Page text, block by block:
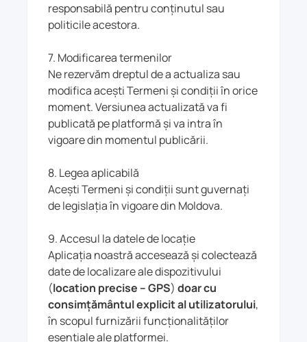
responsabilă pentru conținutul sau
politicile acestora.
7. Modificarea termenilor
Ne rezervăm dreptul de a actualiza sau
modifica acești Termeni și condiții în orice
moment. Versiunea actualizată va fi
publicată pe platformă și va intra în
vigoare din momentul publicării.
8. Legea aplicabilă
Acești Termeni și condiții sunt guvernați
de legislația în vigoare din Moldova.
9. Accesul la datele de locație
Aplicația noastră accesează și colectează
date de localizare ale dispozitivului
(location precise – GPS) doar cu
consimțământul explicit al utilizatorului,
în scopul furnizării funcționalităților
esențiale ale platformei.